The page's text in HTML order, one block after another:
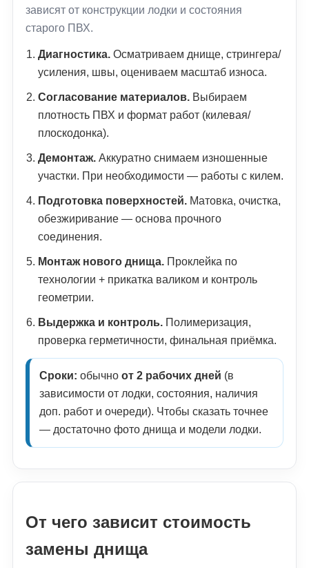
зависят от конструкции лодки и состояния
старого ПВХ.
Диагностика. Осматриваем днище, стрингера/
усиления, швы, оцениваем масштаб износа.
Согласование материалов. Выбираем
плотность ПВХ и формат работ (килевая/
плоскодонка).
Демонтаж. Аккуратно снимаем изношенные
участки. При необходимости — работы с килем.
Подготовка поверхностей. Матовка, очистка,
обезжиривание — основа прочного
соединения.
Монтаж нового днища. Проклейка по
технологии + прикатка валиком и контроль
геометрии.
Выдержка и контроль. Полимеризация,
проверка герметичности, финальная приёмка.
Сроки: обычно от 2 рабочих дней (в
зависимости от лодки, состояния, наличия
доп. работ и очереди). Чтобы сказать точнее
— достаточно фото днища и модели лодки.
От чего зависит стоимость
замены днища